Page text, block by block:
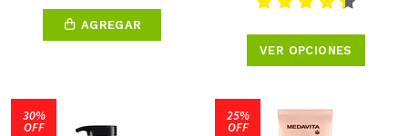
AGREGAR
VER OPCIONES
30%
OFF
25%
OFF